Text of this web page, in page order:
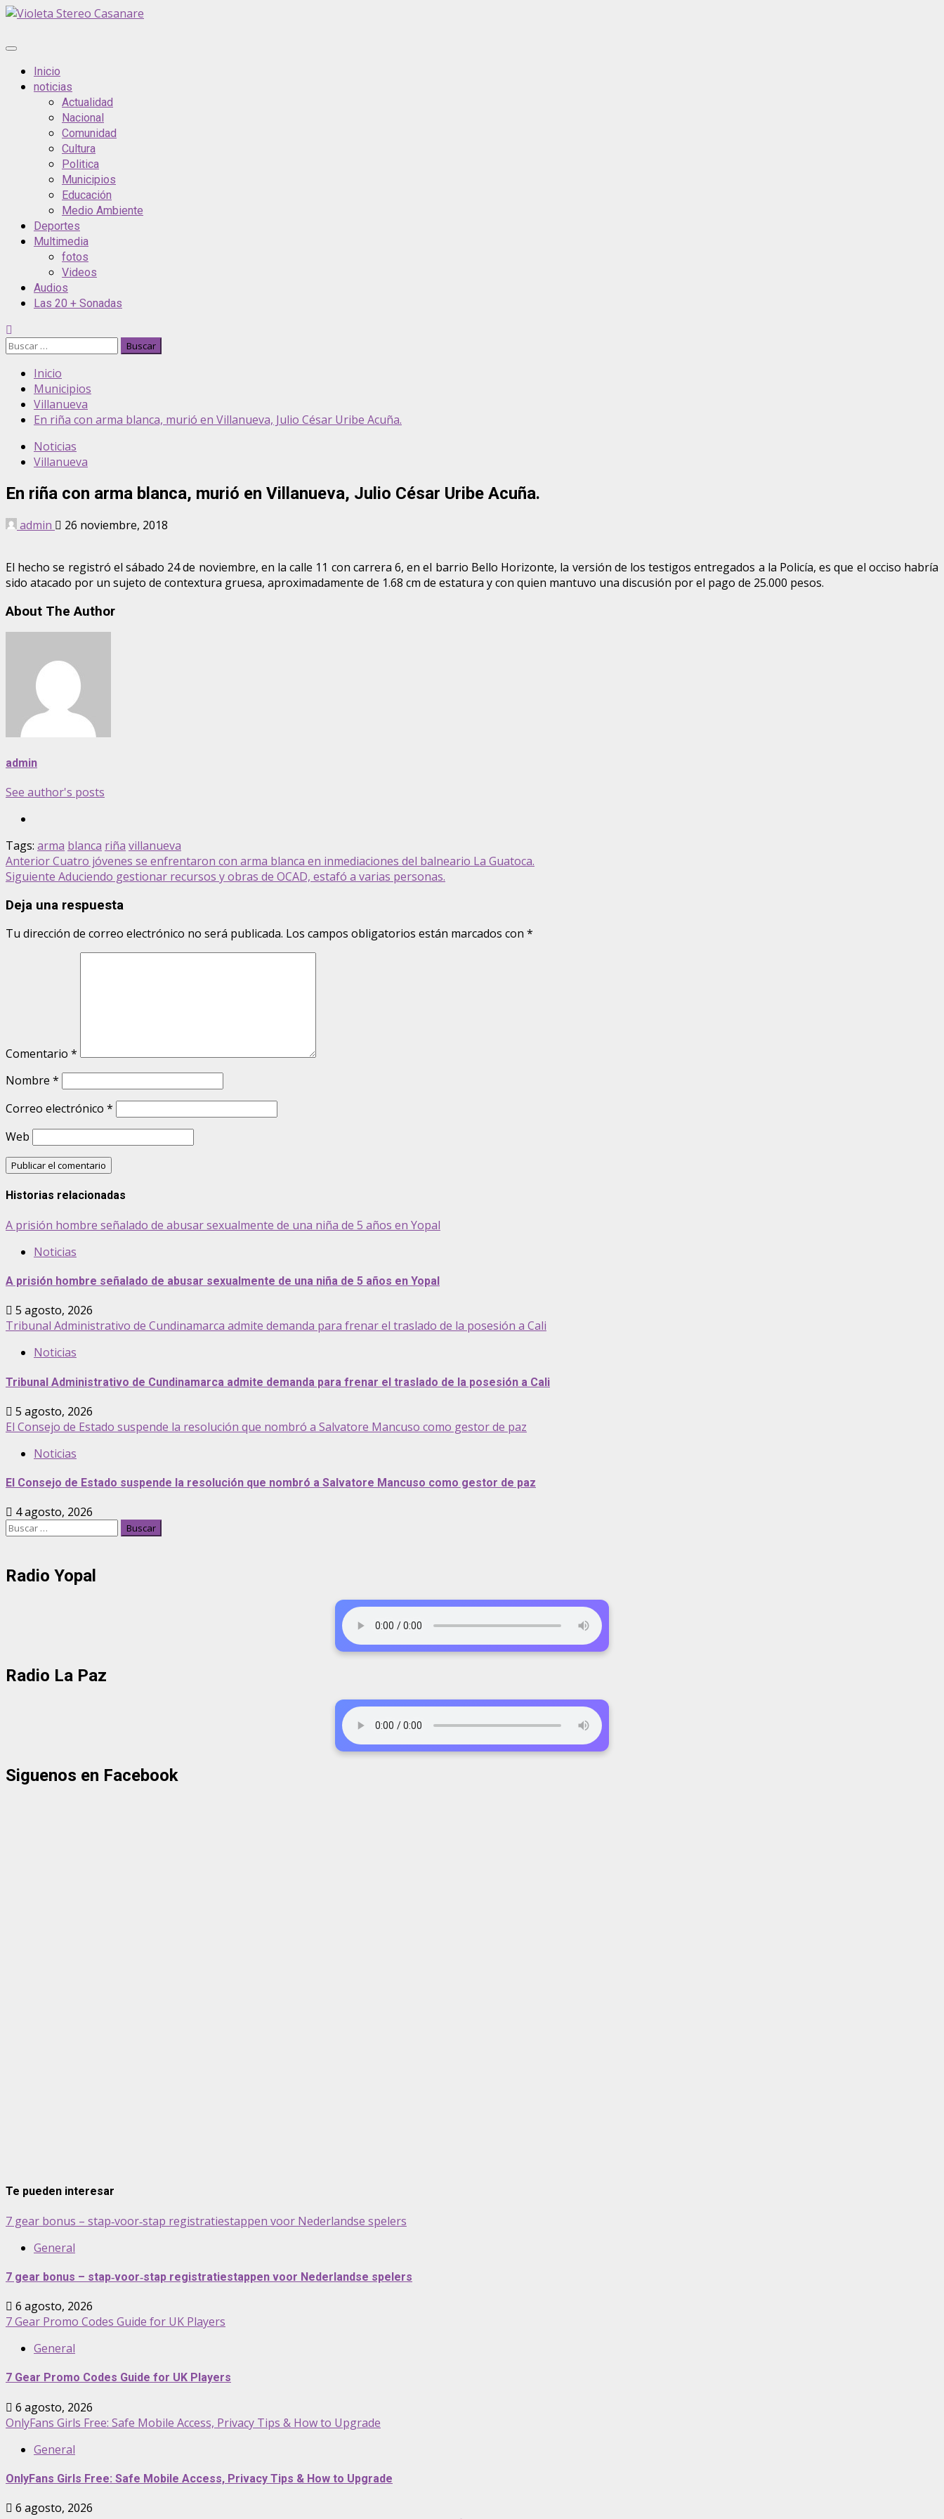
Saltar
contenido
Menú
principalInicio
noticias
Actualidad
Nacional
Comunidad
Cultura
Politica
Municipios
Educación
Medio Ambiente
Deportes
Multimedia
fotos
Videos
Audios
Las 20 + Sonadas
Buscar:
Inicio
Municipios
Villanueva
En riña con arma blanca, murió en Villanueva, Julio César Uribe Acuña.
Noticias
Villanueva
En riña con arma blanca, murió en Villanueva, Julio César Uribe Acuña.
admin 26 noviembre, 2018
El hecho se registró el sábado 24 de noviembre, en la calle 11 con carrera 6, en el barrio Bello Horizonte, la versión de los testigos entregados a la Policía, es que el occiso habría
sido atacado por un sujeto de contextura gruesa, aproximadamente de 1.68 cm de estatura y con quien mantuvo una discusión por el pago de 25.000 pesos.
About The Author
admin
See author's posts
Tags: arma blanca riña villanueva
Post
navigation
AnteriorCuatro jóvenes se enfrentaron con arma blanca en inmediaciones del balneario La Guatoca.
Siguiente Aduciendo gestionar recursos y obras de OCAD, estafó a varias personas.
Deja una respuesta
Tu dirección de correo electrónico no será publicada. Los campos obligatorios están marcados con *
Comentario *
Nombre *
Correo electrónico *
Web
Historias relacionadas
A prisión hombre señalado de abusar sexualmente de una niña de 5 años en Yopal
Noticias
A prisión hombre señalado de abusar sexualmente de una niña de 5 años en Yopal
5 agosto, 2026
Tribunal Administrativo de Cundinamarca admite demanda para frenar el traslado de la posesión a Cali
Noticias
Tribunal Administrativo de Cundinamarca admite demanda para frenar el traslado de la posesión a Cali
5 agosto, 2026
El Consejo de Estado suspende la resolución que nombró a Salvatore Mancuso como gestor de paz
Noticias
El Consejo de Estado suspende la resolución que nombró a Salvatore Mancuso como gestor de paz
4 agosto, 2026
Buscar:
Radio Yopal
Radio La Paz
Siguenos en Facebook
Te pueden interesar
7 gear bonus – stap‑voor‑stap registratiestappen voor Nederlandse spelers
General
7 gear bonus – stap‑voor‑stap registratiestappen voor Nederlandse spelers
6 agosto, 2026
7 Gear Promo Codes Guide for UK Players
General
7 Gear Promo Codes Guide for UK Players
6 agosto, 2026
OnlyFans Girls Free: Safe Mobile Access, Privacy Tips & How to Upgrade
General
OnlyFans Girls Free: Safe Mobile Access, Privacy Tips & How to Upgrade
6 agosto, 2026